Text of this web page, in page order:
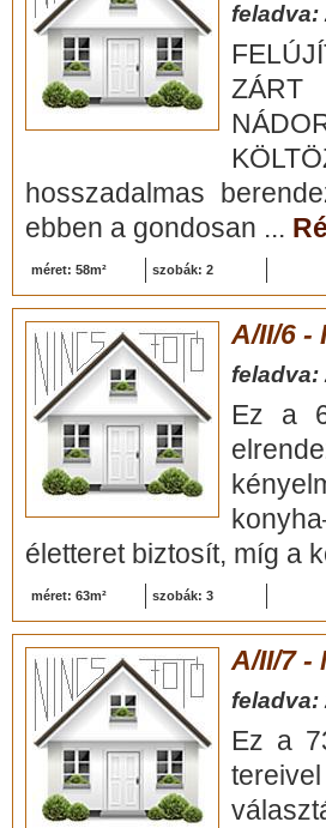
feladva:
hosszadalmas
ebben a gondosan ...
méret: 58m² szobák: 2
A/II/6 -
feladva:
Ez a
életteret biztosít, míg a
méret: 63m² szobák: 3
A/II/7 -
feladva:
Ez a